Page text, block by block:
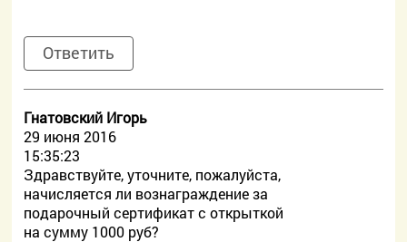
Ответить
Гнатовский Игорь
29 июня 2016
15:35:23
Здравствуйте, уточните, пожалуйста,
начисляется ли вознаграждение за
подарочный сертификат с открыткой
на сумму 1000 руб?